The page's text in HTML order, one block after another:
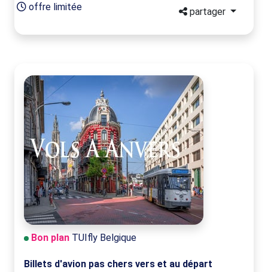
offre limitée partager
Bon plan TUIfly Belgique
Billets d'avion pas chers vers et au départ